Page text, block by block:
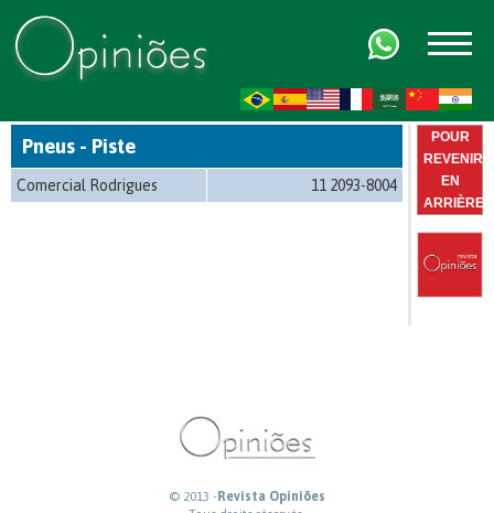
Pneus - Piste
Comercial Rodrigues 11 2093-8004
POUR
REVENIR
EN
ARRIÈRE
© 2013 -Revista Opiniões